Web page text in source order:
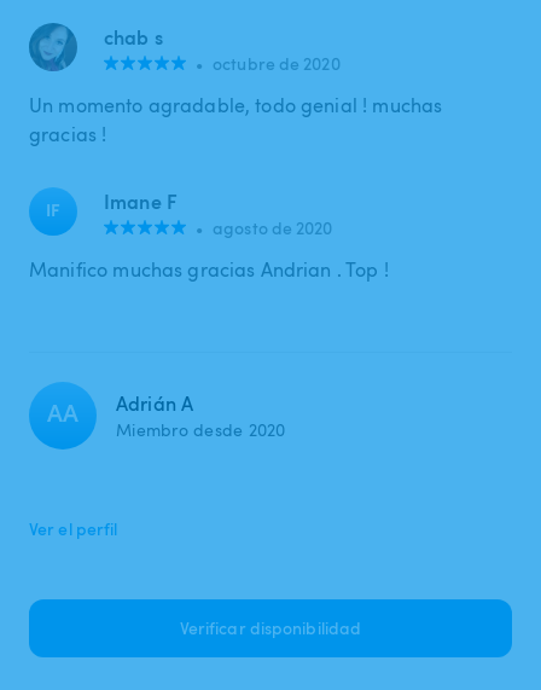
chab s
• octubre de 2020
Un momento agradable, todo genial ! muchas
gracias !
IF Imane F
• agosto de 2020
Manifico muchas gracias Andrian . Top !
AA Adrián A
Miembro desde 2020
Ver el perfil
Verificar disponibilidad